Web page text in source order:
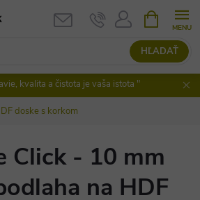
HĽADAŤ
KOŠÍK
kvalita a čistota je vaša istota "
doske s korkom
Click - 10 mm
na HDF